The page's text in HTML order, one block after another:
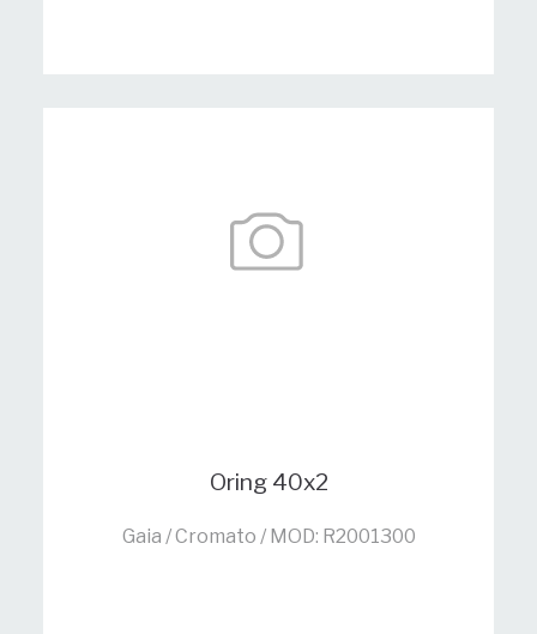
Oring 40x2
Gaia / Cromato / MOD: R2001300